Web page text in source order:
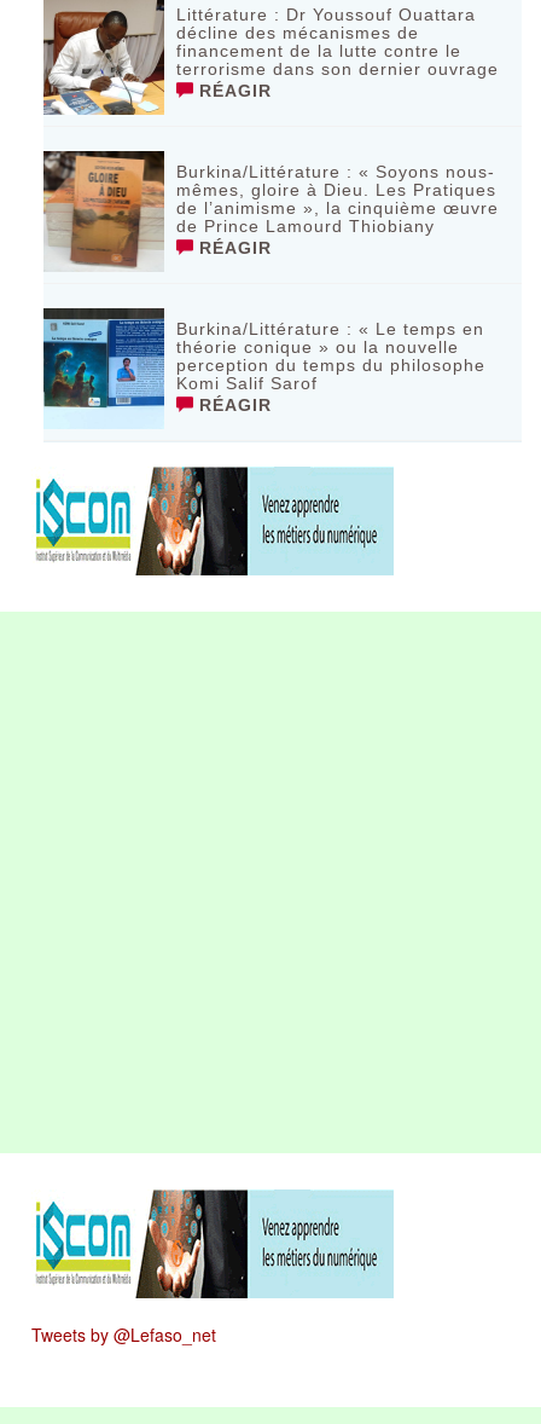
Littérature : Dr Youssouf Ouattara
décline des mécanismes de
financement de la lutte contre le
terrorisme dans son dernier ouvrage
RÉAGIR
Burkina/Littérature : « Soyons nous-
mêmes, gloire à Dieu. Les Pratiques
de l’animisme », la cinquième œuvre
de Prince Lamourd Thiobiany
RÉAGIR
Burkina/Littérature : « Le temps en
théorie conique » ou la nouvelle
perception du temps du philosophe
Komi Salif Sarof
RÉAGIR
Tweets by @Lefaso_net